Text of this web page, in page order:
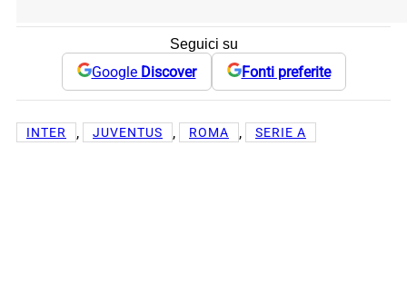
Seguici su
Google Discover Fonti preferite
INTER , JUVENTUS , ROMA , SERIE A